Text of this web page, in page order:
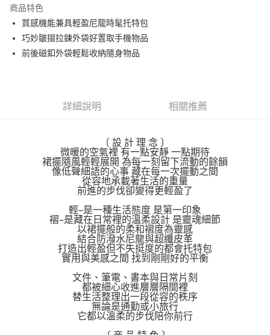
Google Pay
全盈+PAY
大哥付你分期
2.付款方式選擇「大哥付你分期」，訂單成立後會自動跳轉到大哥付的交易
3.實際核准額度、可分期數及費用金額請依後續交易確認頁面所載為準。
4.訂單成立30分鐘內，如未前往確認交易或遇審核未通過，訂單將自動取
消。如遇「轉專審核」未通過狀況，表示未達大哥付你分期系統評分，恕無
法說明評估內容。
1.分期款項不併入電信帳單，「大哥付你分期」於每月結算日後寄送繳費提
2.透過簡訊連結打開帳單後，可選擇「超商條碼／台灣大直營門市／銀行轉
帳／街口支付／iPASS MONEY」等通路繳費。
1.本服務係由「台灣大哥大股份有限公司」（以下簡稱本公司）所提供，讓
用戶於交易時，得透過本服務購買商品或服務，並由商店將買賣／分期付款
買賣價金債權讓與本公司後，依約使用本公司帳單繳交帳款。
2.基於同意付款使用「大哥付你分期」之契約關係目的，商店將以您的個人
資料（包含姓名、電話或地址）提供予台灣大哥大進項蒐集、處理及利用，
由本公司與您本人進行分期帳單所需資料之確認、核對及更正。
１．簡單：不需註冊會員、不需綁卡、不需儲值。
２．便利：只要手機號碼，簡訊認證，即可結帳。
３．安心：先確認商品／服務後，再付款。
１．於結帳方式選擇「AFTEE先享後付」後，將跳轉至「AFTEE先享後付」
結帳頁面，進行簡訊認證並確認金額後，即可完成結帳。
２．訂單成立數日內，您將收到繳費通知簡訊。
３．收到繳費通知簡訊後14天內，點擊此簡訊中的連結，可透過四大超商／
ATM／網路銀行／等多元方式進行付款，方視為交易完成。
※ 請注意：結帳手續完成當下不需立刻繳費，但若您需要取消訂單，請聯絡
購買商品的店家。未經商家同意取消之訂單仍視為有效，需透過AFTEE先享
※ 交易是否成功請以「AFTEE先享後付 」之結帳頁面顯示為準，若有關於
是否繳費成功／繳費後需取消欲退款等相關疑問，請聯繫「AFTEE先享後付
https://netprotections.freshdesk.com/support/home
運送方式
每筆NT$70，滿NT$899(含以上)免運費
付款後7-11取貨
每筆NT$70，滿NT$899(含以上)免運費
每筆NT$100，滿NT$1,000(含以上)免運費
京站台北店客服中心(1F星巴克旁) 即日起不提供京站紙袋，取件時
請自備購物袋，若需購買紙袋可現場詢問
商品特色
質感機能兼具輕盈尼龍時髦托特包
巧妙皺摺拉鍊外袋好置取手機物品
前後磁釦外袋輕鬆收納隨身物品
詳細說明 相關推薦
〔 設 計 理 念 〕
微暖的空氣裡 有一點安靜 一點期待
裙擺隨風輕輕展開 為每一刻留下流動的餘韻
像低聲細語的心事 藏在每一次擺動之間
從容地承載著生活的重量
前進的步伐卻變得更輕盈了
輕–是一種生活態度 是第一印象
褶–是藏在日常裡的溫柔設計 是靈魂細節
以裙擺般的柔和褶度為靈感
結合防潑水尼龍與超纖皮革
打造出輕盈但不失挺度的都會托特包
實用與美感之間 找到剛剛好的平衡
文件、筆電、書本與日常片刻
都被細心收進層層隔間裡
替生活整理出一段從容的秩序
無論是通勤或小旅行
它都以溫柔的步伐陪你前行